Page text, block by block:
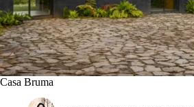
Casa Bruma